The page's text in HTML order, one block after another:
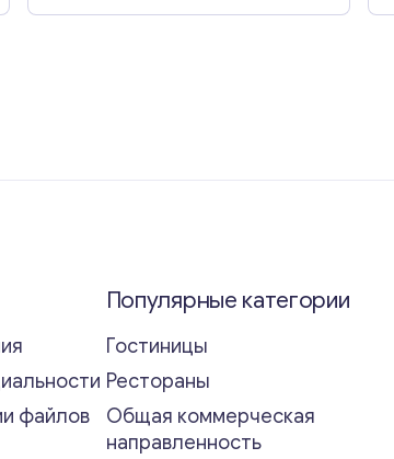
файлов
Популярные категории
Гостиницы
Рестораны
Общая коммерческая
направленность